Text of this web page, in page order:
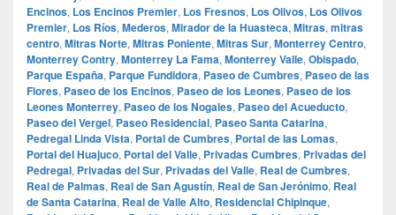
Encinos, Los Encinos Premier, Los Fresnos, Los Olivos, Los Olivos
Premier, Los Ríos, Mederos, Mirador de la Huasteca, Mitras, mitras
centro, Mitras Norte, Mitras Poniente, Mitras Sur, Monterrey Centro,
Monterrey Contry, Monterrey La Fama, Monterrey Valle, Obispado,
Parque España, Parque Fundidora, Paseo de Cumbres, Paseo de las
Flores, Paseo de los Encinos, Paseo de los Leones, Paseo de los
Leones Monterrey, Paseo de los Nogales, Paseo del Acueducto,
Paseo del Vergel, Paseo Residencial, Paseo Santa Catarina,
Pedregal Linda Vista, Portal de Cumbres, Portal de las Lomas,
Portal del Huajuco, Portal del Valle, Privadas Cumbres, Privadas del
Pedregal, Privadas del Sur, Privadas del Valle, Real de Cumbres,
Real de Palmas, Real de San Agustín, Real de San Jerónimo, Real
de Santa Catarina, Real de Valle Alto, Residencial Chipinque,